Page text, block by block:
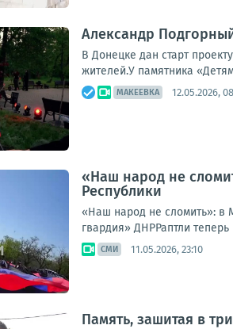
Александр
В Донецке дан старт
жителей.У памятника
МАКЕЕВКА 12.05.2026,
«Наш народ не
Республики
«Наш народ не сломить»: в
гвардия» ДНРРаптли
СМИ 11.05.2026, 23:10
Память, зашитая в